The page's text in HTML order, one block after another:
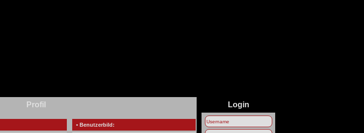
Profil
• Benutzerbild:
Login